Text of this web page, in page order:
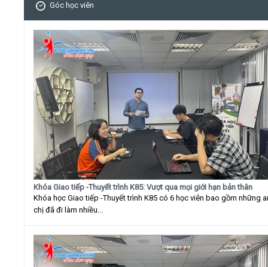
Góc học viên
Khóa Giao tiếp -Thuyết trình K85: Vượt qua mọi giới hạn bản thân
Khóa học Giao tiếp -Thuyết trình K85 có 6 học viên bao gồm những
chị đã đi làm nhiều...